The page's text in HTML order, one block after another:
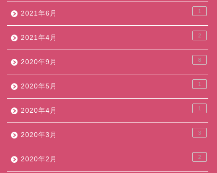
2021年6月 1
2021年4月 2
2020年9月 8
2020年5月 1
2020年4月 1
2020年3月 3
2020年2月 2